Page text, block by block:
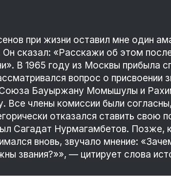
при жизни оставил мне один
сказал: «Расскажи об этом
В 1965 году из Москвы прибыла
вопрос о присвоении
Союза Бауыржану Момышулы и
Все члены комиссии были
отказался ставить свою
Сагадат Нурмагамбетов. Позже,
вновь, звучало мнение:
звания?»», — цитирует слова